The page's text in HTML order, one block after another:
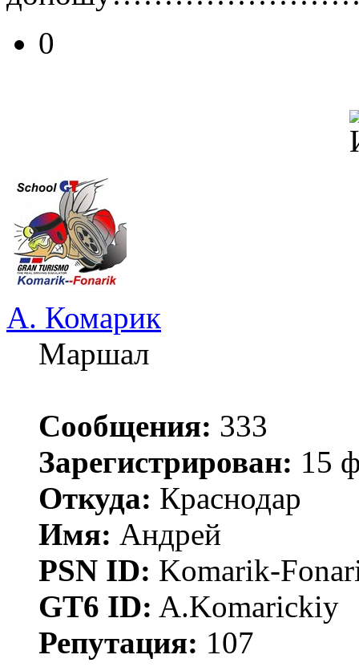
0
А. Комарик
Маршал
Сообщения: 333
Зарегистрирован: 15
Откуда: Краснодар
Имя: Андрей
PSN ID: Komarik-
GT6 ID: A.Komarickiy
Репутация: 107